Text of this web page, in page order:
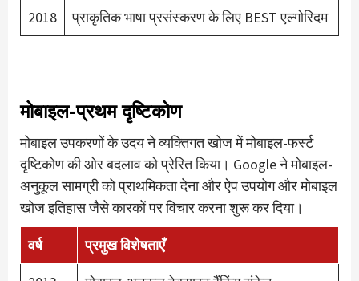
2018
प्राकृतिक भाषा प्रसंस्करण के लिए BEST एल्गोरिदम
मोबाइल-प्रथम दृष्टिकोण
मोबाइल उपकरणों के उदय ने व्यक्तिगत खोज में मोबाइल-फर्स्ट
दृष्टिकोण की ओर बदलाव को प्रेरित किया। Google ने मोबाइल-
अनुकूल सामग्री को प्राथमिकता देना और ऐप उपयोग और मोबाइल
खोज इतिहास जैसे कारकों पर विचार करना शुरू कर दिया।
वर्ष
प्रमुख विशेषताएँ